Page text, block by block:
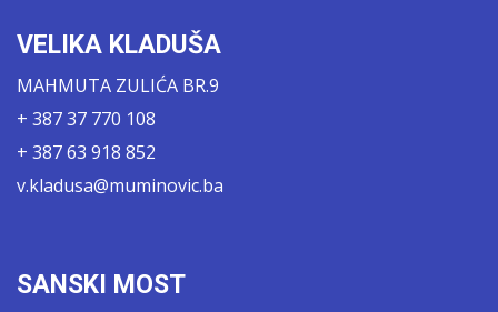
VELIKA KLADUŠA
MAHMUTA ZULIĆA BR.9
+ 387 37 770 108
+ 387 63 918 852
v.kladusa@muminovic.ba
SANSKI MOST